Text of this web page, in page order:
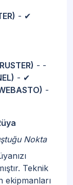
- ✔
- -
- ✔
-
Nokta
Teknik
ekipmanları